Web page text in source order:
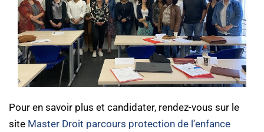
Pour en savoir plus et candidater, rendez-vous sur le
site Master Droit parcours protection de l’enfance